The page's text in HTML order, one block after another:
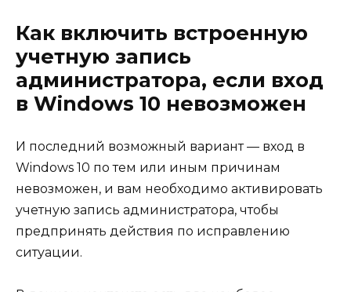
Как включить встроенную
учетную запись
администратора, если вход
в Windows 10 невозможен
И последний возможный вариант — вход в
Windows 10 по тем или иным причинам
невозможен, и вам необходимо активировать
учетную запись администратора, чтобы
предпринять действия по исправлению
ситуации.